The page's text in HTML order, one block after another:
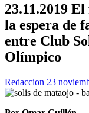
23.11.2019
la espera de
entre Club
Olímpico
Redaccion 23